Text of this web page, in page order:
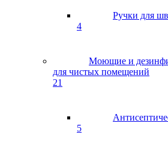
Ручки для
4
Моющие и
для чистых помещений
21
5